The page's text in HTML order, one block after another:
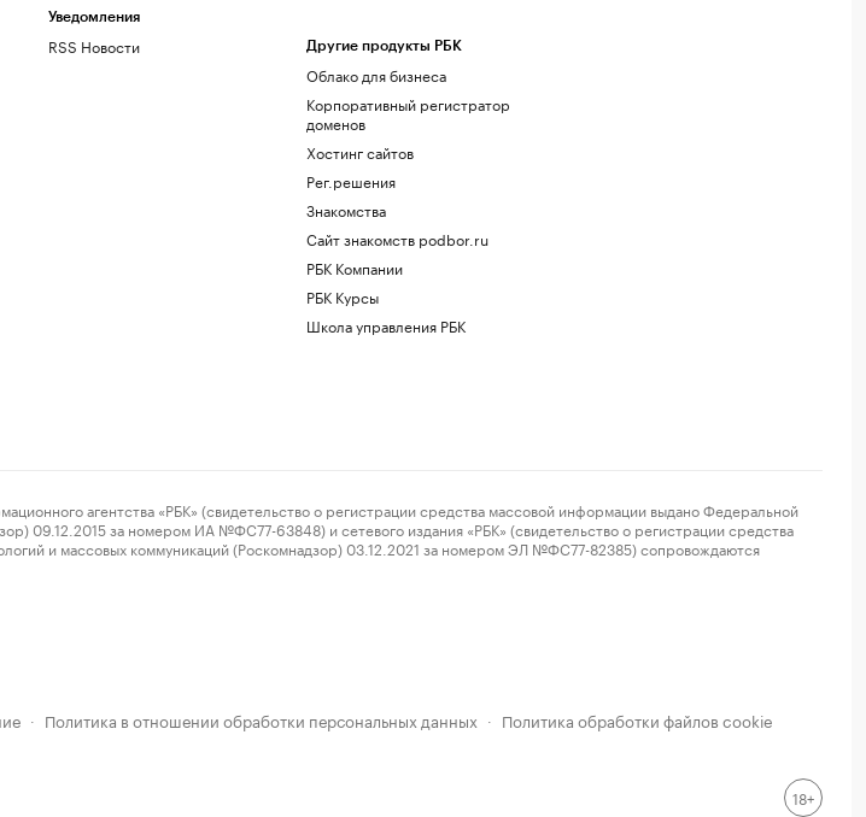
Уведомления
RSS Новости Другие продукты РБК
Облако для бизнеса
Корпоративный регистратор
доменов
Хостинг сайтов
Рег.решения
Знакомства
Сайт знакомств podbor.ru
РБК Компании
РБК Курсы
Школа управления РБК
агентства «РБК» (свидетельство о регистрации средства массовой информации выдано Федеральной
09.12.2015 за номером ИА №ФС77-63848) и сетевого издания «РБК» (свидетельство о регистрации средства
и массовых коммуникаций (Роскомнадзор) 03.12.2021 за номером ЭЛ №ФС77-82385) сопровождаются
· Политика в отношении обработки персональных данных · Политика обработки файлов cookie
18+